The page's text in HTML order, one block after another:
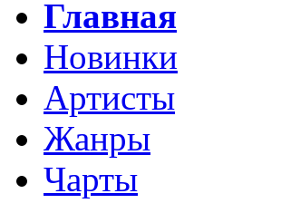
Главная
Новинки
Артисты
Жанры
Чарты